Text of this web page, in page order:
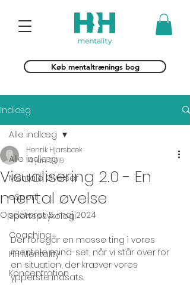
Køb mentaltrænings bog
Indlæg
Alle indlæg
Mentale Øvelser
eSport
Sportspsykologi
Coaching
HH Mentality
Koncentration
Alle indlæg
Visualisering 2.0 - En
mental øvelse
Henrik Hjarsbæk
14. jun. 2019
Opdateret:5. maj 2024
Der foregår en masse ting i vores
mentale mind-set, når vi står over for
en situation, der kræver vores
ypperste indsats.